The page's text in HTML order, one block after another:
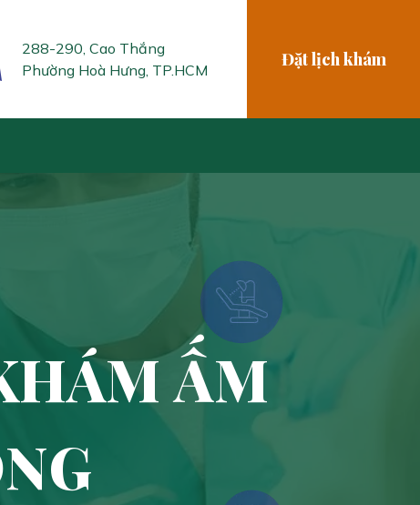
288-290, Cao Thắng
Phường Hoà Hưng, TP.HCM
Đặt lịch khám
ẤM